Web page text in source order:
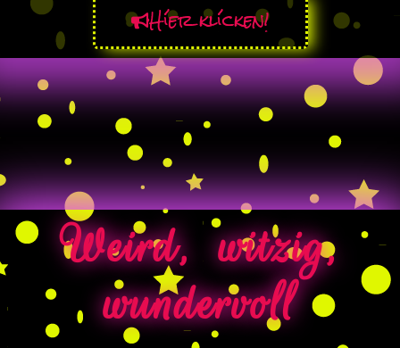
Híer klícken!
Weird, witzig,
wundervoll